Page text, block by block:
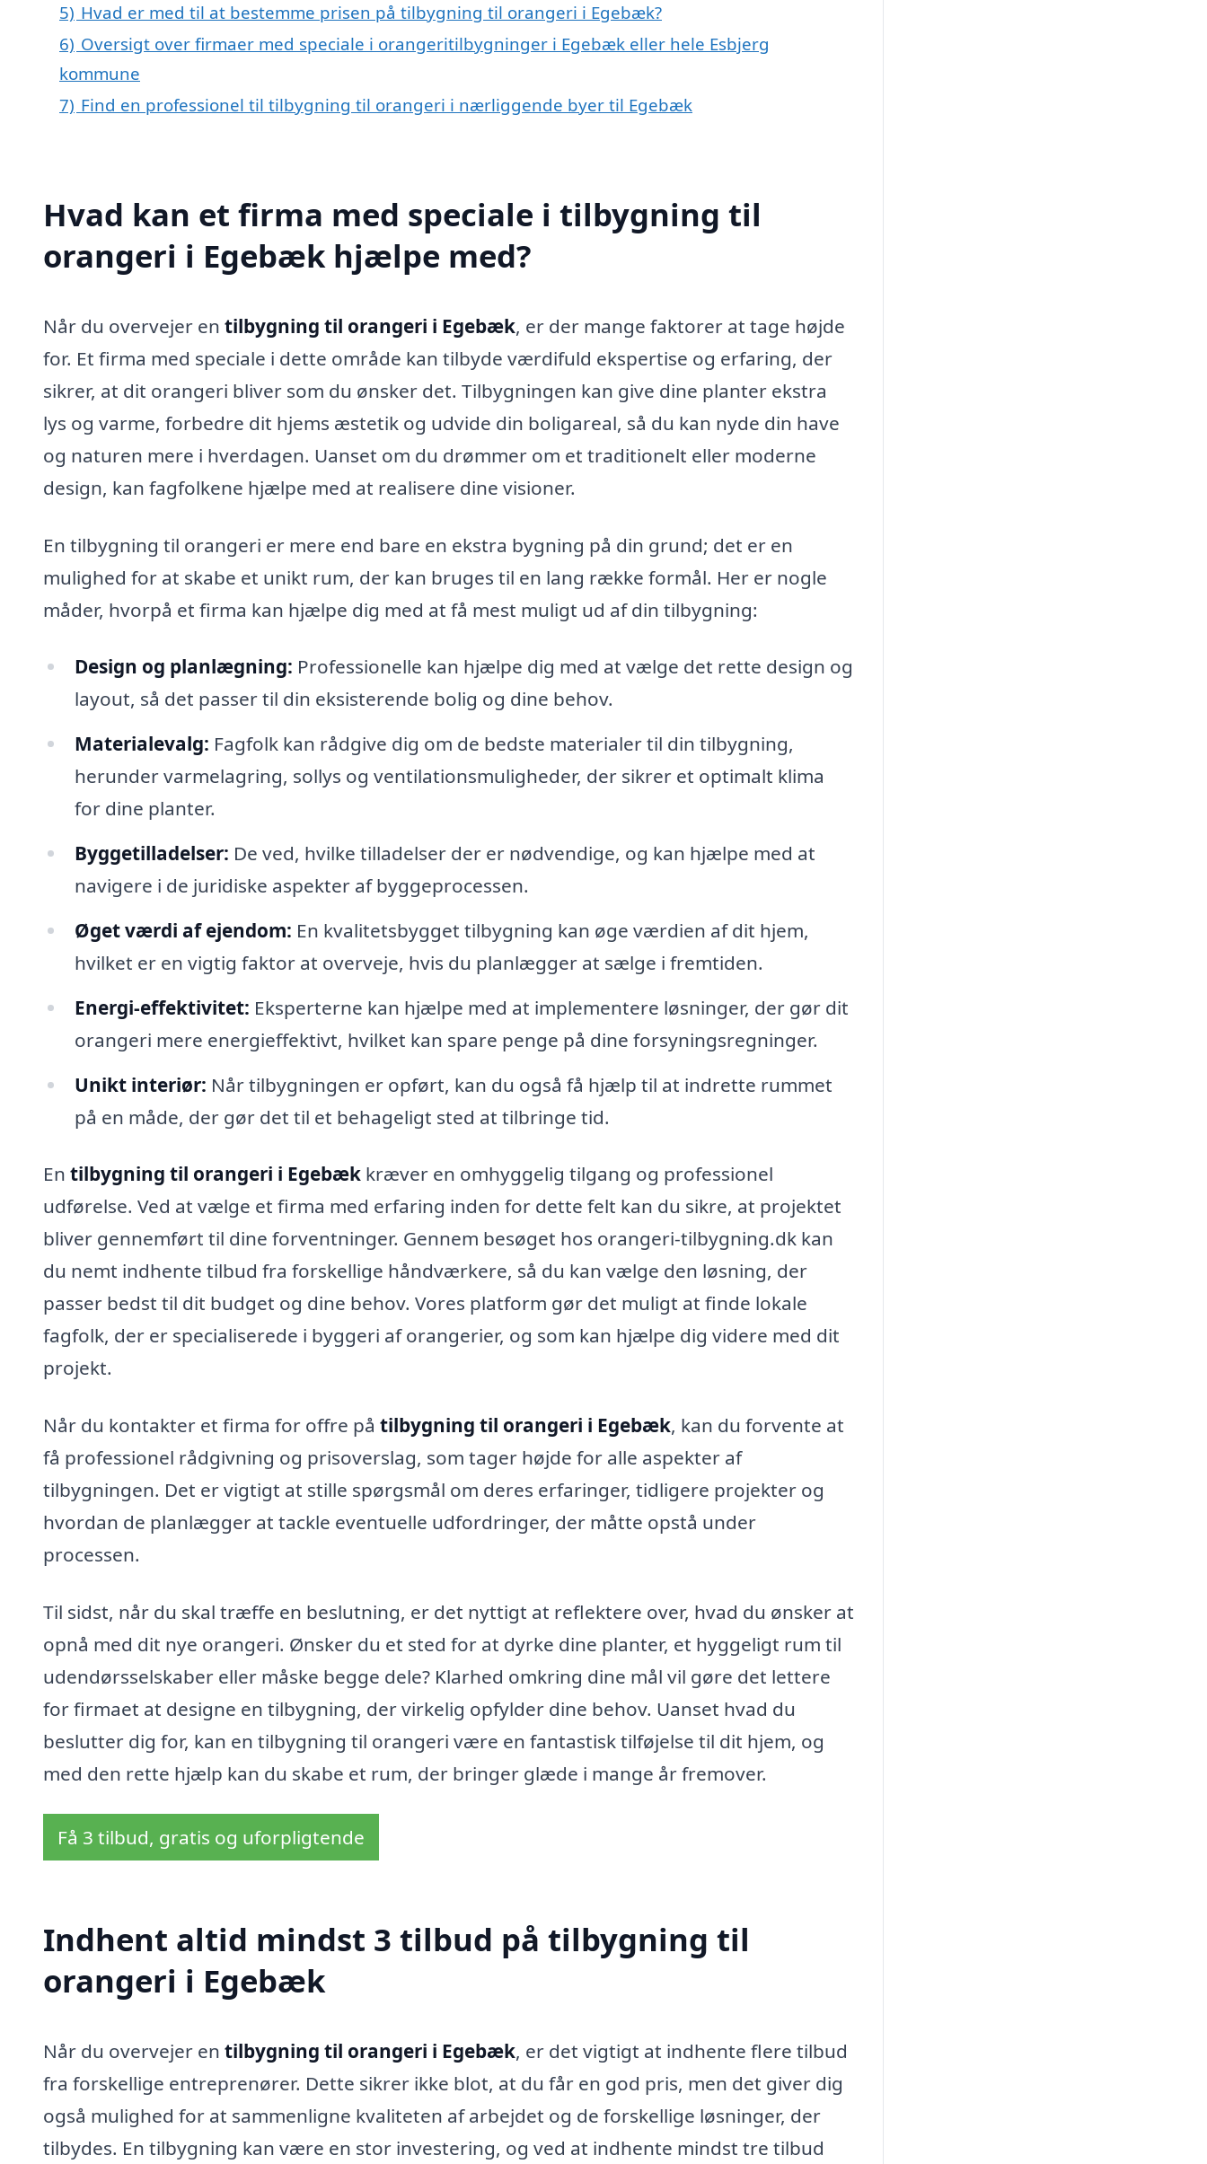
5) Hvad er med til at bestemme prisen på tilbygning til orangeri i Egebæk?
6) Oversigt over firmaer med speciale i orangeritilbygninger i Egebæk eller hele Esbjerg
kommune
7) Find en professionel til tilbygning til orangeri i nærliggende byer til Egebæk
Hvad kan et firma med speciale i tilbygning til
orangeri i Egebæk hjælpe med?
Når du overvejer en tilbygning til orangeri i Egebæk, er der mange faktorer at tage højde
for. Et firma med speciale i dette område kan tilbyde værdifuld ekspertise og erfaring, der
sikrer, at dit orangeri bliver som du ønsker det. Tilbygningen kan give dine planter ekstra
lys og varme, forbedre dit hjems æstetik og udvide din boligareal, så du kan nyde din have
og naturen mere i hverdagen. Uanset om du drømmer om et traditionelt eller moderne
design, kan fagfolkene hjælpe med at realisere dine visioner.
En tilbygning til orangeri er mere end bare en ekstra bygning på din grund; det er en
mulighed for at skabe et unikt rum, der kan bruges til en lang række formål. Her er nogle
måder, hvorpå et firma kan hjælpe dig med at få mest muligt ud af din tilbygning:
Design og planlægning: Professionelle kan hjælpe dig med at vælge det rette design og
layout, så det passer til din eksisterende bolig og dine behov.
Materialevalg: Fagfolk kan rådgive dig om de bedste materialer til din tilbygning,
herunder varmelagring, sollys og ventilationsmuligheder, der sikrer et optimalt klima
for dine planter.
Byggetilladelser: De ved, hvilke tilladelser der er nødvendige, og kan hjælpe med at
navigere i de juridiske aspekter af byggeprocessen.
Øget værdi af ejendom: En kvalitetsbygget tilbygning kan øge værdien af dit hjem,
hvilket er en vigtig faktor at overveje, hvis du planlægger at sælge i fremtiden.
Energi-effektivitet: Eksperterne kan hjælpe med at implementere løsninger, der gør dit
orangeri mere energieffektivt, hvilket kan spare penge på dine forsyningsregninger.
Unikt interiør: Når tilbygningen er opført, kan du også få hjælp til at indrette rummet
på en måde, der gør det til et behageligt sted at tilbringe tid.
En tilbygning til orangeri i Egebæk kræver en omhyggelig tilgang og professionel
udførelse. Ved at vælge et firma med erfaring inden for dette felt kan du sikre, at projektet
bliver gennemført til dine forventninger. Gennem besøget hos orangeri-tilbygning.dk kan
du nemt indhente tilbud fra forskellige håndværkere, så du kan vælge den løsning, der
passer bedst til dit budget og dine behov. Vores platform gør det muligt at finde lokale
fagfolk, der er specialiserede i byggeri af orangerier, og som kan hjælpe dig videre med dit
projekt.
Når du kontakter et firma for offre på tilbygning til orangeri i Egebæk, kan du forvente at
få professionel rådgivning og prisoverslag, som tager højde for alle aspekter af
tilbygningen. Det er vigtigt at stille spørgsmål om deres erfaringer, tidligere projekter og
hvordan de planlægger at tackle eventuelle udfordringer, der måtte opstå under
processen.
Til sidst, når du skal træffe en beslutning, er det nyttigt at reflektere over, hvad du ønsker at
opnå med dit nye orangeri. Ønsker du et sted for at dyrke dine planter, et hyggeligt rum til
udendørsselskaber eller måske begge dele? Klarhed omkring dine mål vil gøre det lettere
for firmaet at designe en tilbygning, der virkelig opfylder dine behov. Uanset hvad du
beslutter dig for, kan en tilbygning til orangeri være en fantastisk tilføjelse til dit hjem, og
med den rette hjælp kan du skabe et rum, der bringer glæde i mange år fremover.
Få 3 tilbud, gratis og uforpligtende
Indhent altid mindst 3 tilbud på tilbygning til
orangeri i Egebæk
Når du overvejer en tilbygning til orangeri i Egebæk, er det vigtigt at indhente flere tilbud
fra forskellige entreprenører. Dette sikrer ikke blot, at du får en god pris, men det giver dig
også mulighed for at sammenligne kvaliteten af arbejdet og de forskellige løsninger, der
tilbydes. En tilbygning kan være en stor investering, og ved at indhente mindst tre tilbud